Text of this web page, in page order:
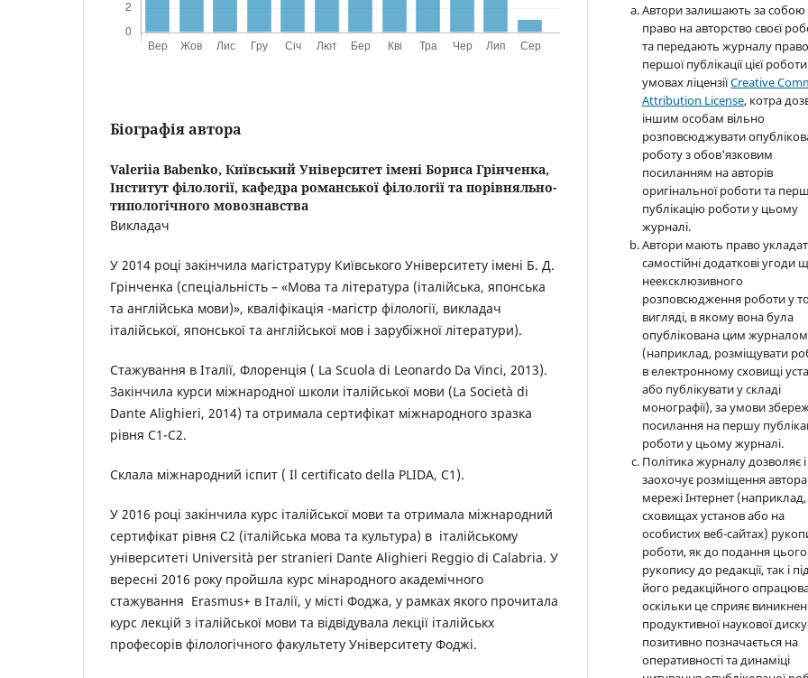
Біографія автора
Valeriia Babenko, Київський Університет імені Бориса Грінченка,
Інститут філології, кафедра романської філології та порівняльно-
типологічного мовознавства
Викладач
У 2014 році закінчила магістратуру Київського Університету імені Б. Д.
Грінченка (спеціальність – «Мова та література (італійська, японська
та англійська мови)», кваліфікація -магістр філології, викладач
італійської, японської та англійської мов і зарубіжної літератури).
Стажування в Італії, Флоренція ( La Scuola di Leonardo Da Vinci, 2013).
Закінчила курси міжнародної школи італійської мови (La Società di
Dante Alighieri, 2014) та отримала сертифікат міжнародного зразка
рівня С1-С2.
Склала міжнародний іспит ( Il certificato della PLIDA, C1).
У 2016 році закінчила курс італійської мови та отримала міжнародний
сертифікат рівня С2 (італійська мова та культура) в італійському
університеті Università per stranieri Dante Alighieri Reggio di Calabria. У
вересні 2016 року пройшла курс мінародного академічного
стажування Erasmus+ в Італії, у місті Фоджа, у рамках якого прочитала
курс лекцій з італійської мови та відвідувала лекції італійськх
професорів філологічного факультету Університету Фоджі.
Автори залишають за собою
право на авторство своєї
та передають журналу право
першої публікації цієї
умовах ліцензіїCreative
Attribution License, котра
іншим особам вільно
розповсюджувати
роботу з обов'язковим
посиланням на авторів
оригінальної роботи та
публікацію роботи у цьому
журналі.
Автори мають право
самостійні додаткові угоди
неексклюзивного
розповсюдження роботи у
вигляді, в якому вона була
опублікована цим журналом
(наприклад, розміщувати
в електронному сховищі
або публікувати у складі
монографії), за умови
посилання на першу
роботи у цьому журналі.
Політика журналу дозволяє і
заохочує розміщення
мережі Інтернет
сховищах установ або на
особистих веб-сайтах)
роботи, як до подання цього
рукопису до редакції, так і
його редакційного
оскільки це сприяє
продуктивної наукової
позитивно позначається на
оперативності та динаміці